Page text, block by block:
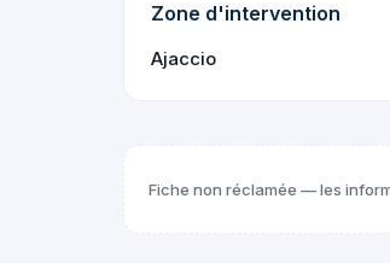
Zone d'intervention
Ajaccio
Fiche non réclamée — les